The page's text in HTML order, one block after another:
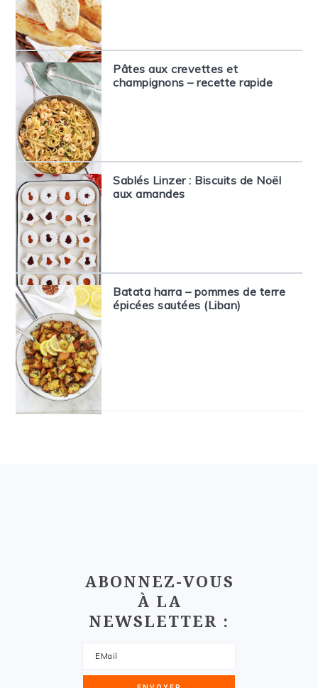
Pâtes aux crevettes et
champignons – recette rapide
Sablés Linzer : Biscuits de Noël
aux amandes
Batata harra – pommes de terre
épicées sautées (Liban)
ABONNEZ-VOUS
À LA
NEWSLETTER :